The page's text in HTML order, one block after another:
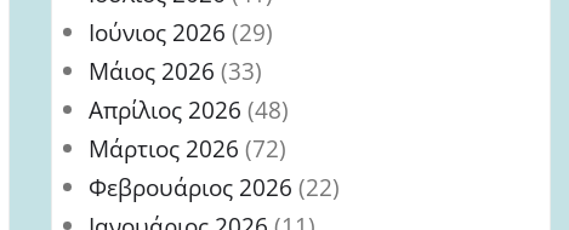
Ιούνιος 2026 (29)
Μάιος 2026 (33)
Απρίλιος 2026 (48)
Μάρτιος 2026 (72)
Φεβρουάριος 2026 (22)